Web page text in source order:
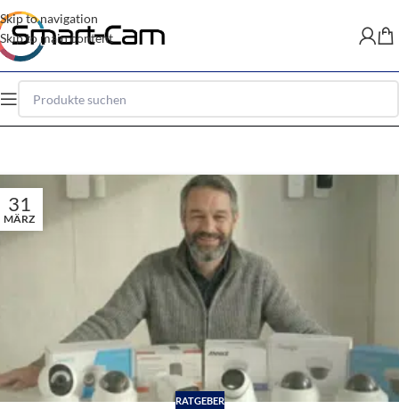
Skip to navigation
Skip to main content
31
MÄRZ
RATGEBER